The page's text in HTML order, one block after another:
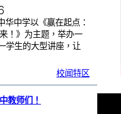
华中学以《赢在起点：
！》为主题，举办一
学生的大型讲座，让
校闻特区
教师们！